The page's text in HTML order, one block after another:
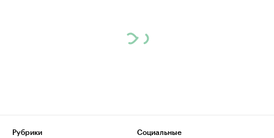
Рубрики
Социальные